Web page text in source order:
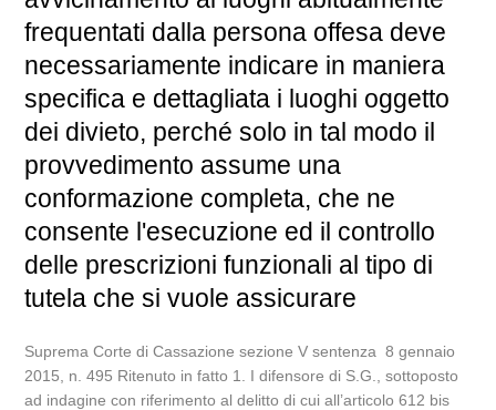
frequentati dalla persona offesa deve
necessariamente indicare in maniera
specifica e dettagliata i luoghi oggetto
dei divieto, perché solo in tal modo il
provvedimento assume una
conformazione completa, che ne
consente l'esecuzione ed il controllo
delle prescrizioni funzionali al tipo di
tutela che si vuole assicurare
Suprema Corte di Cassazione sezione V sentenza 8 gennaio
2015, n. 495 Ritenuto in fatto 1. I difensore di S.G., sottoposto
ad indagine con riferimento al delitto di cui all’articolo 612 bis